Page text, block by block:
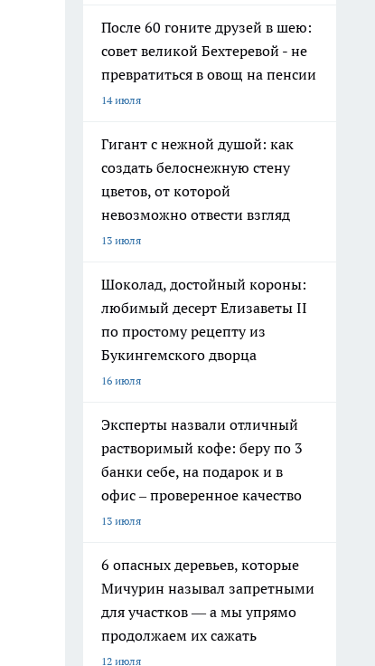
После 60 гоните друзей в шею:
совет великой Бехтеревой - не
превратиться в овощ на пенсии
14 июля
Гигант с нежной душой: как
создать белоснежную стену
цветов, от которой
невозможно отвести взгляд
13 июля
Шоколад, достойный короны:
любимый десерт Елизаветы II
по простому рецепту из
Букингемского дворца
16 июля
Эксперты назвали отличный
растворимый кофе: беру по 3
банки себе, на подарок и в
офис – проверенное качество
13 июля
6 опасных деревьев, которые
Мичурин называл запретными
для участков — а мы упрямо
продолжаем их сажать
12 июля